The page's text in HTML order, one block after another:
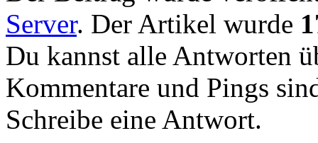
Server. Der Artikel wurde
Du kannst alle Antworten
Kommentare und Pings
Schreibe eine Antwort.